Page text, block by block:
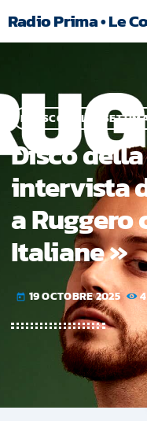
Radio Prima • Le
IL DISCO DELLA
Disco
intervista
a
Italiane »
today 19 OCTOBRE 2025